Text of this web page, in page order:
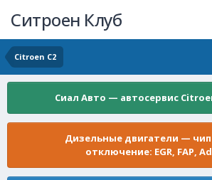
Ситроен Клуб
Citroen C2
Сиал Авто — автосервис
Дизельные двигатели —
отключение: EGR, FAP,